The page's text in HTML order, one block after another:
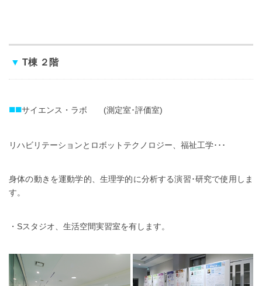
▼ T棟 ２階
■■サイエンス・ラボ (測定室･評価室)
リハビリテーションとロボットテクノロジー、福祉工学･･･
身体の動きを運動学的、生理学的に分析する演習･研究で使用しま
す。
・Sスタジオ、生活空間実習室を有します。